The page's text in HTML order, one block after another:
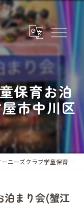
保育お泊
市中川区
ーズクラブ学童保育お泊まり会(蟹江町・名古屋市中川区子...
泊まり会(蟹江